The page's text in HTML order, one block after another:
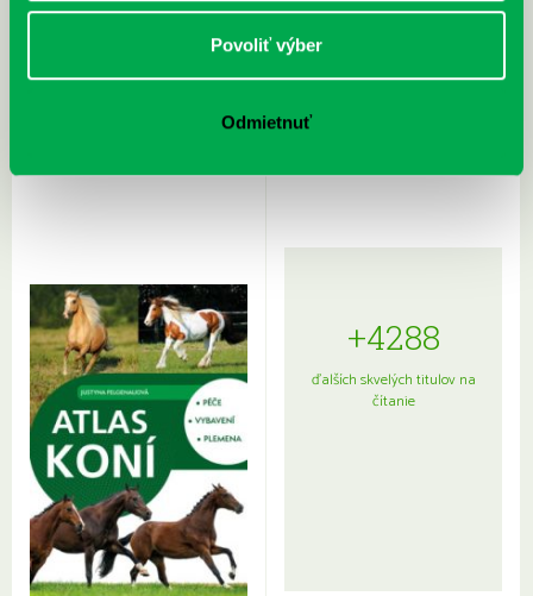
Povoliť výber
Odmietnuť
Sprievodca po hviezdnej oblohe
kompletný sprievodca
+4288
ďalších skvelých titulov na
čítanie